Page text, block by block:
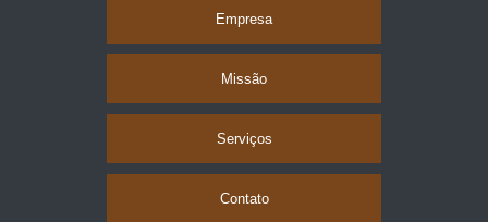
Empresa
Missão
Serviços
Contato